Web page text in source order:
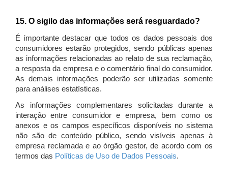
15. O sigilo das informações será resguardado?
É importante destacar que todos os dados pessoais dos
consumidores estarão protegidos, sendo públicas apenas
as informações relacionadas ao relato de sua reclamação,
a resposta da empresa e o comentário final do consumidor.
As demais informações poderão ser utilizadas somente
para análises estatísticas.
As informações complementares solicitadas durante a
interação entre consumidor e empresa, bem como os
anexos e os campos específicos disponíveis no sistema
não são de conteúdo público, sendo visíveis apenas à
empresa reclamada e ao órgão gestor, de acordo com os
termos das Políticas de Uso de Dados Pessoais.